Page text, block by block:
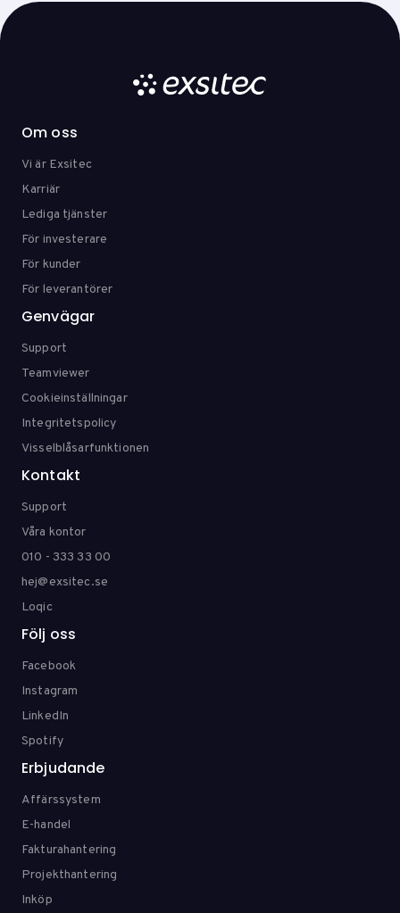
Om oss
Vi är Exsitec
Karriär
Lediga tjänster
För investerare
För kunder
För leverantörer
Genvägar
Support
Teamviewer
Cookieinställningar
Integritetspolicy
Visselblåsarfunktionen
Kontakt
Support
Våra kontor
010 - 333 33 00
hej@exsitec.se
Loqic
Följ oss
Facebook
Instagram
LinkedIn
Spotify
Erbjudande
Affärssystem
E-handel
Fakturahantering
Projekthantering
Inköp